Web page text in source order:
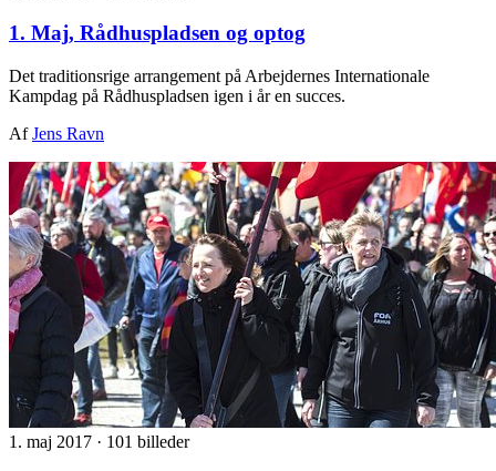
1. Maj, Rådhuspladsen og optog
Det traditionsrige arrangement på Arbejdernes Internationale
Kampdag på Rådhuspladsen igen i år en succes.
AfJens Ravn
1. maj 2017 · 101 billeder